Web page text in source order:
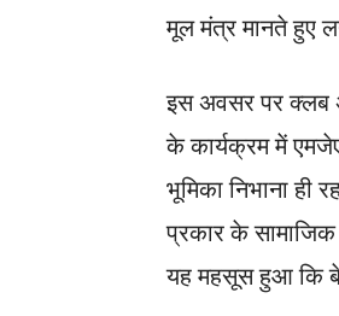
मूल मंत्र मानते हुए
इस अवसर पर क्लब
के कार्यक्रम में
भूमिका निभाना ही
प्रकार के सामाजिक
यह महसूस हुआ कि